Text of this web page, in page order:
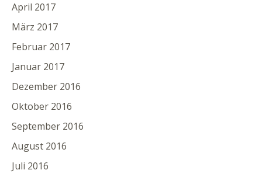
April 2017
März 2017
Februar 2017
Januar 2017
Dezember 2016
Oktober 2016
September 2016
August 2016
Juli 2016